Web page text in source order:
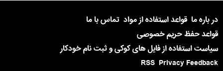
در باره ما قواعد استفاده از مواد تماس با ما
قواعد حفظ حریم خصوصی
سیاست استفاده از فایل های کوکی و ثبت نام خودکار
Privacy Feedback
RSS